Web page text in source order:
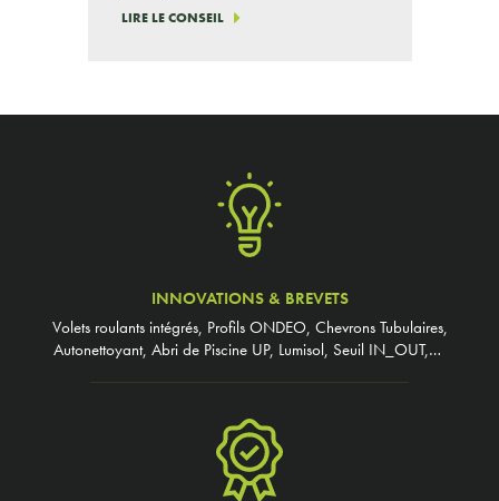
LIRE LE CONSEIL
INNOVATIONS & BREVETS
Volets roulants intégrés, Profils ONDEO, Chevrons Tubulaires,
Autonettoyant, Abri de Piscine UP, Lumisol, Seuil IN_OUT,…